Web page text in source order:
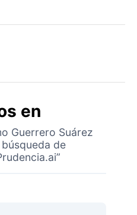
en
Guerrero Suárez
de